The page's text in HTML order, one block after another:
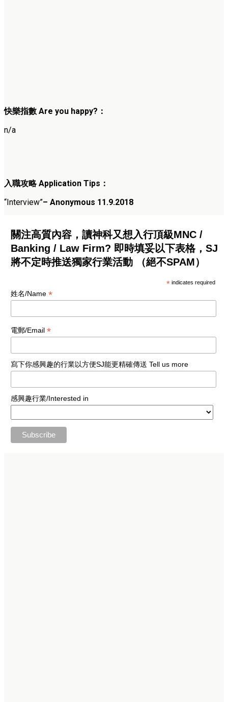
快樂指數 Are you happy?：
n/a
入職攻略 Application Tips：
“Interview”– Anonymous 11.9.2018
關注高質內容，讀神科又想入行頂級MNC /
Banking / Law Firm? 即時填妥以下表格，SJ
將不定時推送獨家行業活動 （絕不SPAM）
* indicates required
姓名/Name *
電郵/Email *
寫下你感興趣的行業以方便SJ能更精確傳送 Tell us more
感興趣行業/Interested in